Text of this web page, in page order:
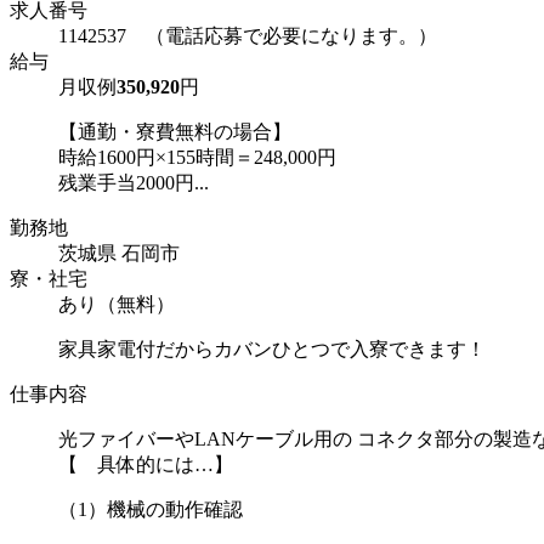
求人番号
1142537 （電話応募で必要になります。）
給与
月収例350,920円
【通勤・寮費無料の場合】
時給1600円×155時間＝248,000円
残業手当2000円...
勤務地
茨城県 石岡市
寮・社宅
あり（無料）
家具家電付だからカバンひとつで入寮できます！
仕事内容
光ファイバーやLANケーブル用の コネクタ部分の製造
【 具体的には…】
（1）機械の動作確認